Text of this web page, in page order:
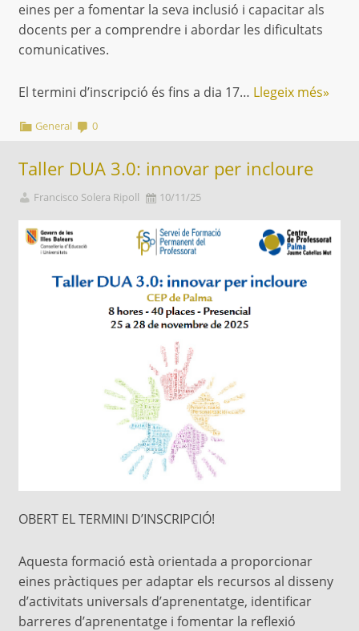
eines per a fomentar la seva inclusió i capacitar als
docents per a comprendre i abordar les dificultats
comunicatives.
El termini d’inscripció és fins a dia 17… Llegeix més»
General 0
Taller DUA 3.0: innovar per incloure
Francisco Solera Ripoll 10/11/25
OBERT EL TERMINI D’INSCRIPCIÓ!
Aquesta formació està orientada a proporcionar
eines pràctiques per adaptar els recursos al disseny
d’activitats universals d’aprenentatge, identificar
barreres d’aprenentatge i fomentar la reflexió